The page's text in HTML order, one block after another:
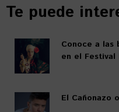
Te puede
Conoce a las
en el Festival
El Cañonazo